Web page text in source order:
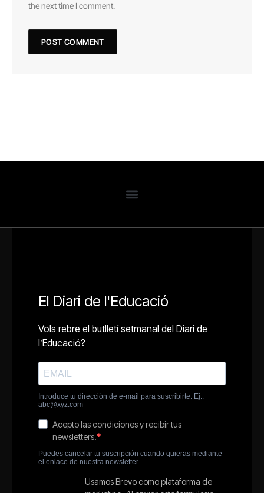
the next time I comment.